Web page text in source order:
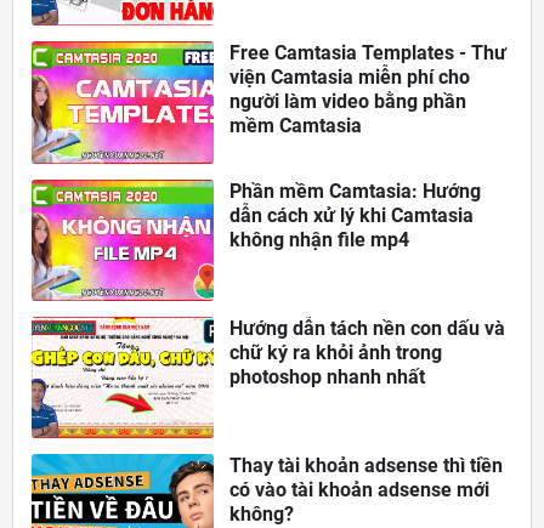
Free Camtasia Templates - Thư
viện Camtasia miễn phí cho
người làm video bằng phần
mềm Camtasia
Phần mềm Camtasia: Hướng
dẫn cách xử lý khi Camtasia
không nhận file mp4
Hướng dẫn tách nền con dấu và
chữ ký ra khỏi ảnh trong
photoshop nhanh nhất
Thay tài khoản adsense thì tiền
có vào tài khoản adsense mới
không?